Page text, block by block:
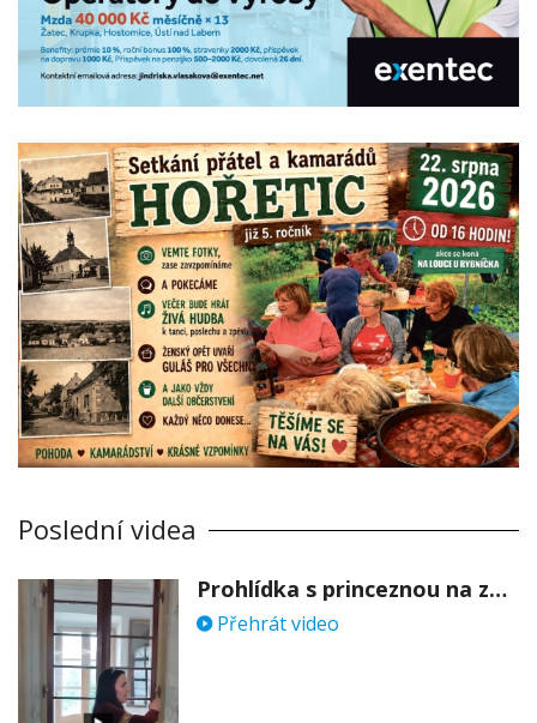
Poslední videa
Prohlídka s princeznou na zámku Stekník
Přehrát video